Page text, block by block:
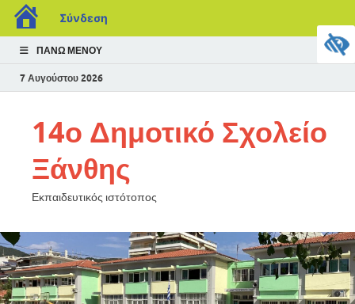
Σύνδεση
ΠΆΝΩ ΜΕΝΟΎ
7 Αυγούστου 2026
14ο Δημοτικό Σχολείο
Ξάνθης
Εκπαιδευτικός ιστότοπος